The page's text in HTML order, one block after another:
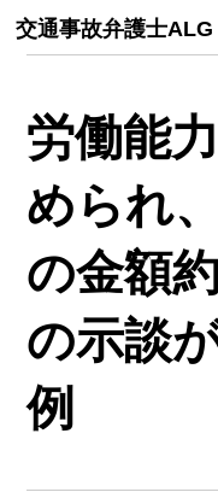
交通事故弁護士ALG
労働能
められ
の金額
の示談
例